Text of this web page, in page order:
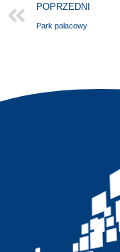
POPRZEDNI
Park pałacowy